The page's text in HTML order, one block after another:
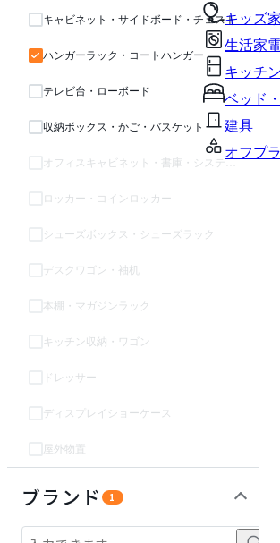
キッズ
生活家電
キッチ
ベッド
建具
オフプ
キャビネット・サイドボード・チェスト
ハンガーラック・コートハンガー
テレビ台・ローボード
収納ボックス・かご・バスケット
オフィスキャビネット・書庫・システム収納
ロッカー・コインロッカー
シューズボックス・シューズラック
デスクワゴン・袖机
本棚・マガジンラック
キッチン収納・ワゴン
ドレッサー
ディスプレイショーケース
屋外物置
ブランド 1